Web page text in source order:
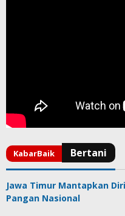
Jawa Timur Mantapkan
Pangan Nasional